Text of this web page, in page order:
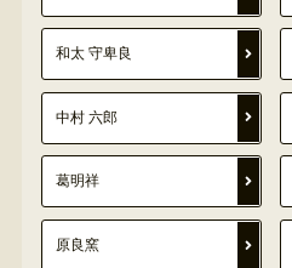
和太 守卑良
中村 六郎
葛明祥
原良窯